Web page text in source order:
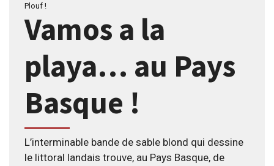
Plouf !
Vamos a la
playa… au Pays
Basque !
L’interminable bande de sable blond qui dessine
le littoral landais trouve, au Pays Basque, de